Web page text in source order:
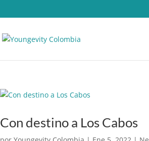
Con destino a Los Cabos